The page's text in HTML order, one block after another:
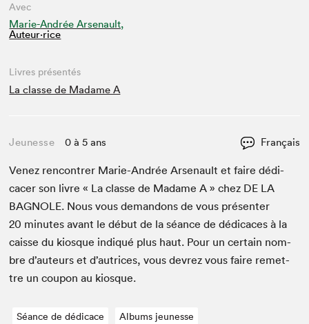
Avec
Marie-Andrée Arsenault,
Auteur·rice
Livres présentés
La classe de Madame A
Jeunesse 0 à 5 ans Français
Venez ren­con­tr­er Marie-Andrée Arse­nault et faire dédi­
cac­er son livre « La classe de Madame A » chez DE LA
BAG­NOLE. Nous vous deman­dons de vous présen­ter
20 min­utes avant le début de la séance de dédi­caces à la
caisse du kiosque indiqué plus haut. Pour un cer­tain nom­
bre d’auteurs et d’autrices, vous devrez vous faire remet­
tre un coupon au kiosque.
Séance de dédicace Albums jeunesse